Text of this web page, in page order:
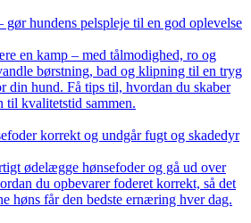
gør hundens pelspleje til en god oplevelse
en kamp – med tålmodighed, ro og
børstning, bad og klipning til en tryg
din hund. Få tips til, hvordan du skaber
til kvalitetstid sammen.
korrekt og undgår fugt og skadedyr
ødelægge hønsefoder og gå ud over
du opbevarer foderet korrekt, så det
høns får den bedste ernæring hver dag.